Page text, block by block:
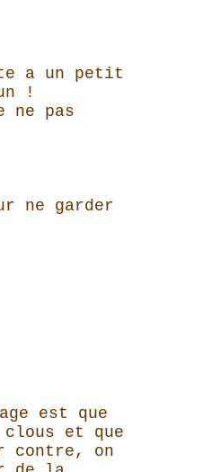
a un petit
!
ne pas
ne garder
est que
et que
contre, on